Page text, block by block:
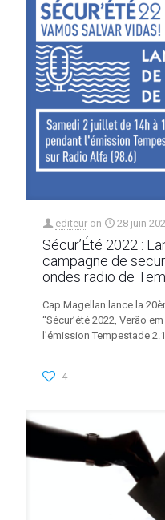
editeur on 28 juin
Sécur’Été 2022 :
campagne de
ondes radio de
Cap Magellan lance la
“Sécur’été 2022, Verão
l’émission Tempestade
4